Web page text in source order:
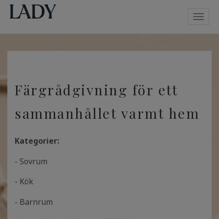
Färgrådgivning för ett
sammanhållet varmt hem
Kategorier:
- Sovrum
- Kök
- Barnrum